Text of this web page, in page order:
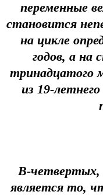
переменные
становится
на цикле
годов, а на
тринадцатого
из 19-
В-четвертых,
является то,